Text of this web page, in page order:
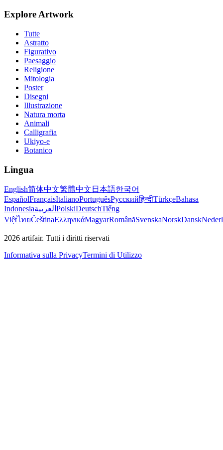
Explore Artwork
Tutte
Astratto
Figurativo
Paesaggio
Religione
Mitologia
Poster
Disegni
Illustrazione
Natura morta
Animali
Calligrafia
Ukiyo-e
Botanico
Lingua
English简体中文繁體中文 日本語한국어
EspañolFrançaisItalianoPortuguêsРусскийहिन्दीTürkçeBahasa
Indonesiaالعربية PolskiDeutschTiếng
ViệtไทยČeštinaΕλληνικάMagyarRomânăSvenskaNorskDansk
2026 artifair. Tutti i diritti riservati
Informativa sulla PrivacyTermini di Utilizzo